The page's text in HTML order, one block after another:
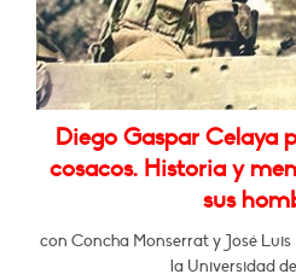
Diego Gaspar Celaya
cosacos. Historia y
sus
con Concha Monserrat y José
la Universidad